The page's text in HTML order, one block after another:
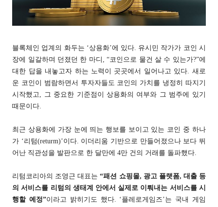
블록체인 업계의 화두는 ‘상용화’에 있다. 유시민 작가가 코인 시
장에 일갈하며 던졌던 한 마디, “코인으로 물건 살 수 있는가?”에
대한 답을 내놓고자 하는 노력이 곳곳에서 일어나고 있다. 새로
운 코인이 범람하면서 투자자들도 코인의 가치를 냉정히 따지기
시작했고, 그 중요한 기준점이 상용화의 여부와 그 범주에 있기
때문이다.
최근 상용화에 가장 눈에 띄는 행보를 보이고 있는 코인 중 하나
가 ‘리텀(returm)’이다. 이더리움 기반으로 만들어졌으나 보다 뛰
어난 직관성을 발판으로 한 달만에 4만 건의 거래를 돌파했다.
리텀코리아의 조영근 대표는“패션 쇼핑몰, 광고 플랫폼, 대출 등
의 서비스를 리텀의 생태계 안에서 실제로 이뤄내는 서비스를 시
행할 예정”이라고 밝히기도 했다. ‘플레로게임즈’는 국내 게임